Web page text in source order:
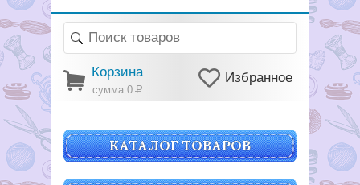
Корзина
сумма 0Р
Избранное
КАТАЛОГ ТОВАРОВ